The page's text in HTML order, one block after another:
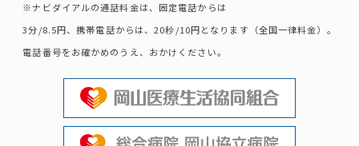
※ナビダイアルの通話料金は、固定電話からは
3分/8.5円、携帯電話からは、20秒/10円となります（全国一律料金）。
電話番号をお確かめのうえ、おかけください。